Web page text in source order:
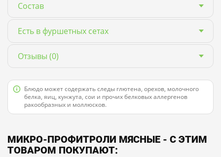
Состав
Есть в фуршетных сетах
Отзывы (0)
Блюдо может содержать следы глютена, орехов, молочного
белка, яиц, кунжута, сои и прочих белковых аллергенов
ракообразных и моллюсков.
МИКРО-ПРОФИТРОЛИ МЯСНЫЕ - С ЭТИМ
ТОВАРОМ ПОКУПАЮТ: